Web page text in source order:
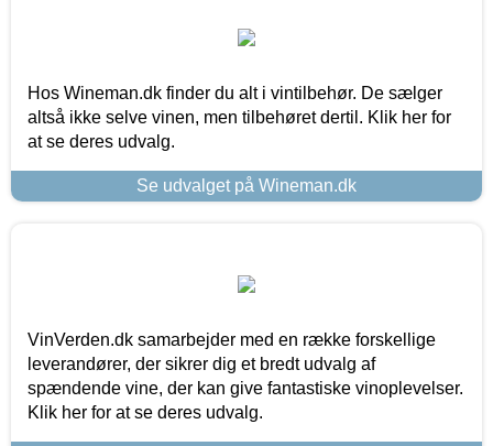
Hos Wineman.dk finder du alt i vintilbehør. De sælger
altså ikke selve vinen, men tilbehøret dertil. Klik her for
at se deres udvalg.
Se udvalget på Wineman.dk
VinVerden.dk samarbejder med en række forskellige
leverandører, der sikrer dig et bredt udvalg af
spændende vine, der kan give fantastiske vinoplevelser.
Klik her for at se deres udvalg.